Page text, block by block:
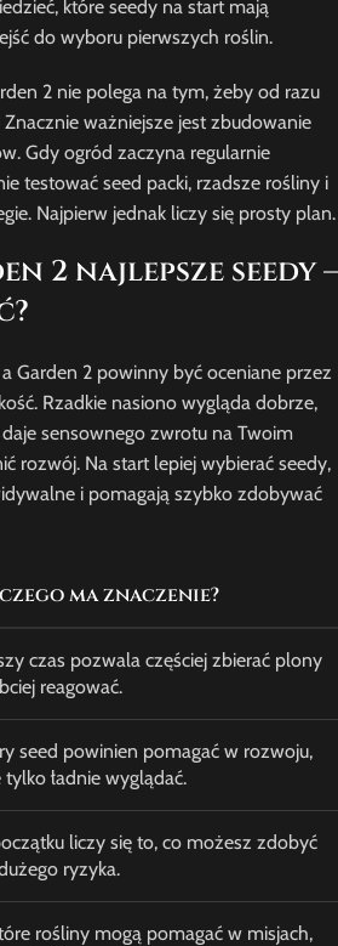
które seedy na start mają
do wyboru pierwszych roślin.
2 nie polega na tym, żeby od razu
ważniejsze jest zbudowanie
Gdy ogród zaczyna regularnie
testować seed packi, rzadsze rośliny i
Najpierw jednak liczy się prosty plan.
2 najlepsze seedy –
Garden 2 powinny być oceniane przez
Rzadkie nasiono wygląda dobrze,
daje sensownego zwrotu na Twoim
rozwój. Na start lepiej wybierać seedy,
i pomagają szybko zdobywać
ma znaczenie?
czas pozwala częściej zbierać plony
reagować.
seed powinien pomagać w rozwoju,
tylko ładnie wyglądać.
liczy się to, co możesz zdobyć
ryzyka.
rośliny mogą pomagać w misjach,